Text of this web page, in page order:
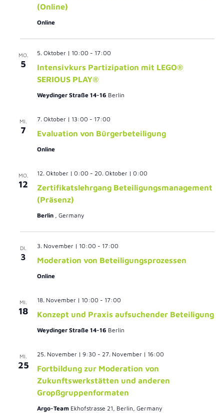
(Online)
Online
MO.
5
Intensivkurs Partizipation mit LEGO®
SERIOUS PLAY®
5. Oktober | 10:00 - 17:00
Weydinger Straße 14-16 Berlin
MI.
7 Evaluation von Bürgerbeteiligung
7. Oktober | 13:00 - 17:00
Online
MO.
12
Zertifikatslehrgang Beteiligungsmanagement
(Präsenz)
12. Oktober | 0:00 - 20. Oktober | 0:00
Berlin , Germany
DI.
3 Moderation von Beteiligungsprozessen
3. November | 10:00 - 17:00
Online
MI.
18 Konzept und Praxis aufsuchender Beteiligung
18. November | 10:00 - 17:00
Weydinger Straße 14-16 Berlin
MI.
25
Fortbildung zur Moderation von
Zukunftswerkstätten und anderen
Gropßgruppenformaten
25. November | 9:30 - 27. November | 16:00
Argo-Team Ekhofstrasse 21, Berlin, Germany